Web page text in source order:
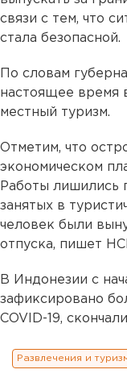
связи с тем, что
стала безопасной.
По словам
настоящее время
местный туризм.
Отметим, что
экономическом
Работы лишились
занятых в
человек были
отпуска, пишет
В Индонезии с
зафиксировано
COVID-19,
Развлечения и